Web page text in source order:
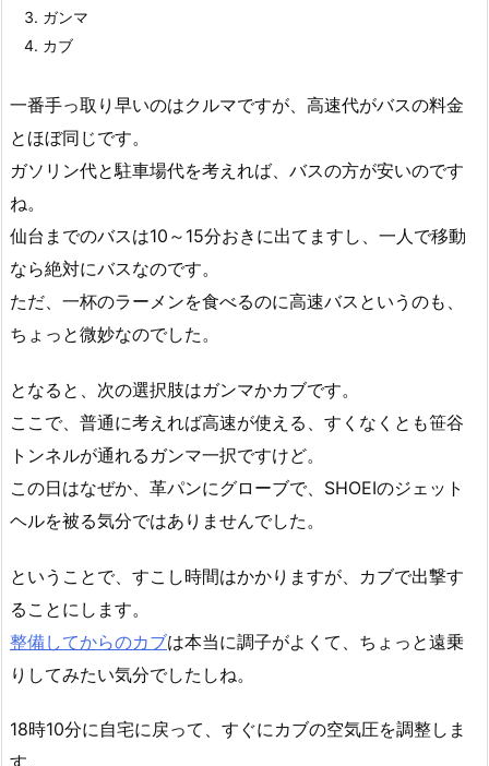
ガンマ
カブ
一番手っ取り早いのはクルマですが、高速代がバスの料金
とほぼ同じです。
ガソリン代と駐車場代を考えれば、バスの方が安いのです
ね。
仙台までのバスは10～15分おきに出てますし、一人で移動
なら絶対にバスなのです。
ただ、一杯のラーメンを食べるのに高速バスというのも、
ちょっと微妙なのでした。
となると、次の選択肢はガンマかカブです。
ここで、普通に考えれば高速が使える、すくなくとも笹谷
トンネルが通れるガンマ一択ですけど。
この日はなぜか、革パンにグローブで、SHOEIのジェット
ヘルを被る気分ではありませんでした。
ということで、すこし時間はかかりますが、カブで出撃す
ることにします。
整備してからのカブは本当に調子がよくて、ちょっと遠乗
りしてみたい気分でしたしね。
18時10分に自宅に戻って、すぐにカブの空気圧を調整しま